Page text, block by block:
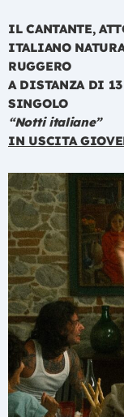
IL CANTANTE,
ITALIANO
RUGGERO
A DISTANZA DI
SINGOLO
“Notti italiane”
IN USCITA